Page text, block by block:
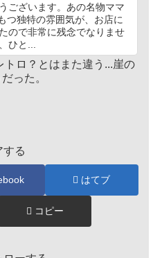
ございます。あの名物ママ
つ独特の雰囲気が、お店に
ので非常に残念でなりませ
ひと...
ロ？とはまた違う...崖の
った。
する
はてブ
コピー